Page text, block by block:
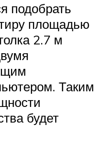
подобрать
площадью
2.7 м
Таким
будет